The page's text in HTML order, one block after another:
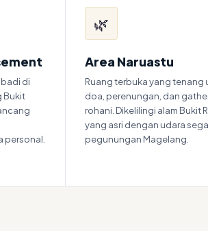
di
Bukit
personal.
🌿
Area Naruastu
Ruang terbuka yang tenang
doa, perenungan, dan
rohani. Dikelilingi alam Bukit
yang asri dengan udara
pegunungan Magelang.